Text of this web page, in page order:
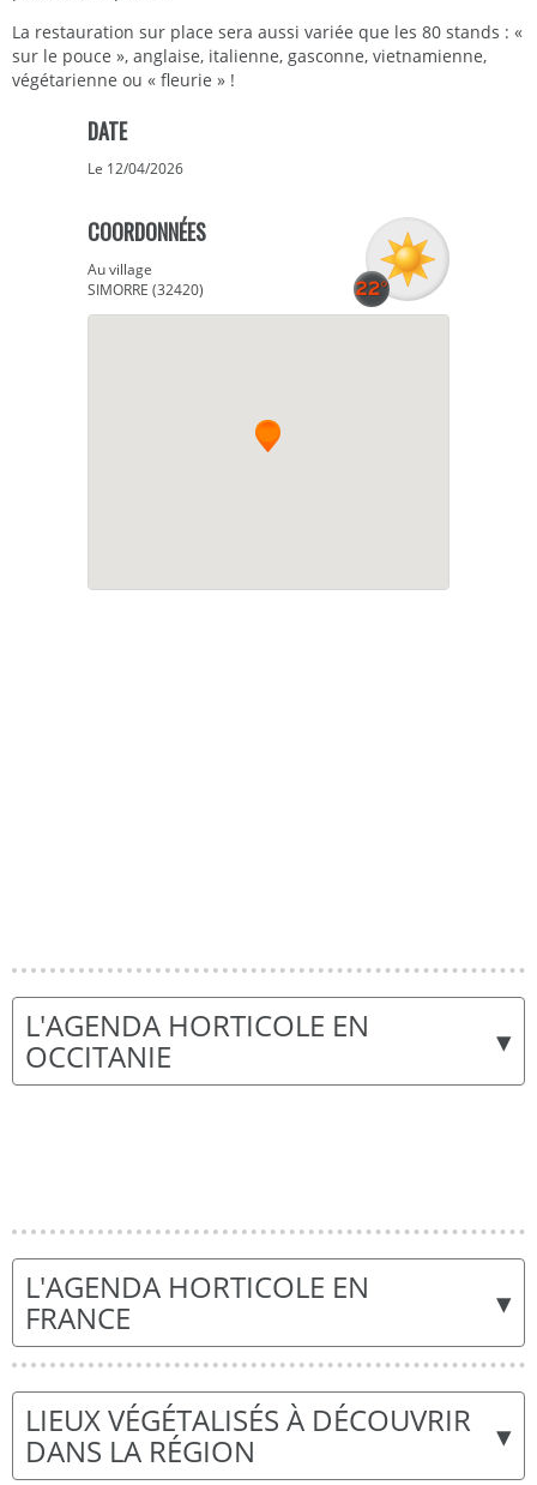
La restauration sur place sera aussi variée que les 80 stands : «
sur le pouce », anglaise, italienne, gasconne, vietnamienne,
végétarienne ou « fleurie » !
DATE
Le 12/04/2026
COORDONNÉES
Au village
SIMORRE (32420)
▾
L'AGENDA HORTICOLE EN
OCCITANIE
▾
L'AGENDA HORTICOLE EN
FRANCE
▾
LIEUX VÉGÉTALISÉS À DÉCOUVRIR
DANS LA RÉGION